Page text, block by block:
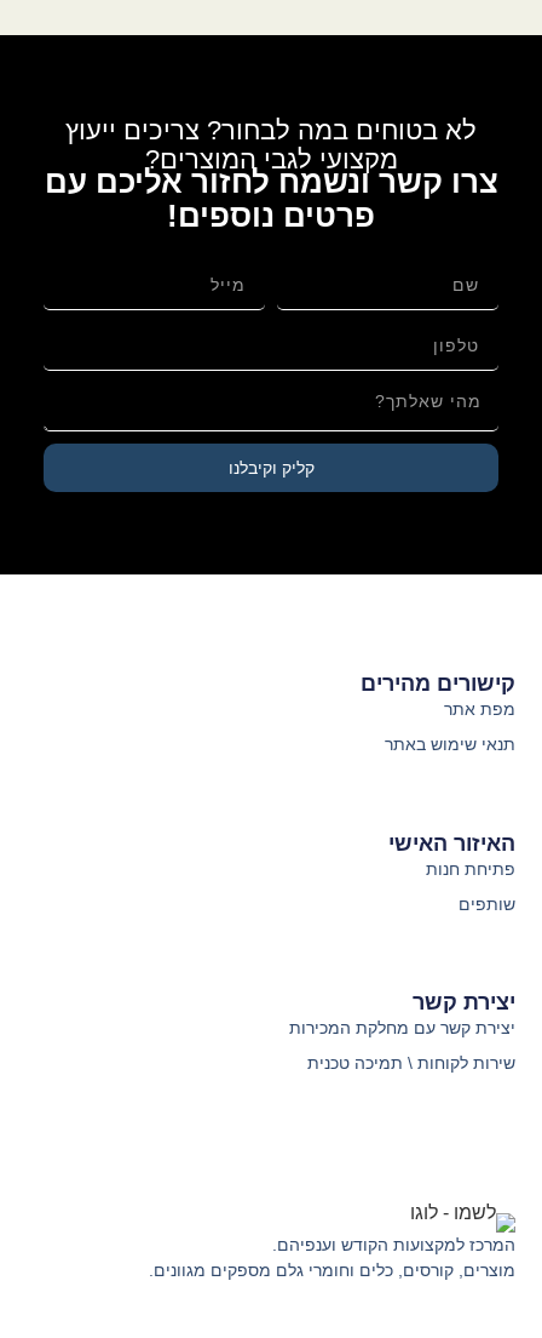
לא בטוחים במה לבחור? צריכים ייעוץ
מקצועי לגבי המוצרים?
צרו קשר ונשמח לחזור אליכם עם
פרטים נוספים!
קליק וקיבלנו
המרכז למקצועות הקודש וענפיהם.
מוצרים, קורסים, כלים וחומרי גלם מספקים מגוונים.
האיזור האישי
פתיחת חנות
שותפים
קישורים מהירים
מפת אתר
תנאי שימוש באתר
יצירת קשר
יצירת קשר עם מחלקת המכירות
שירות לקוחות \ תמיכה טכנית